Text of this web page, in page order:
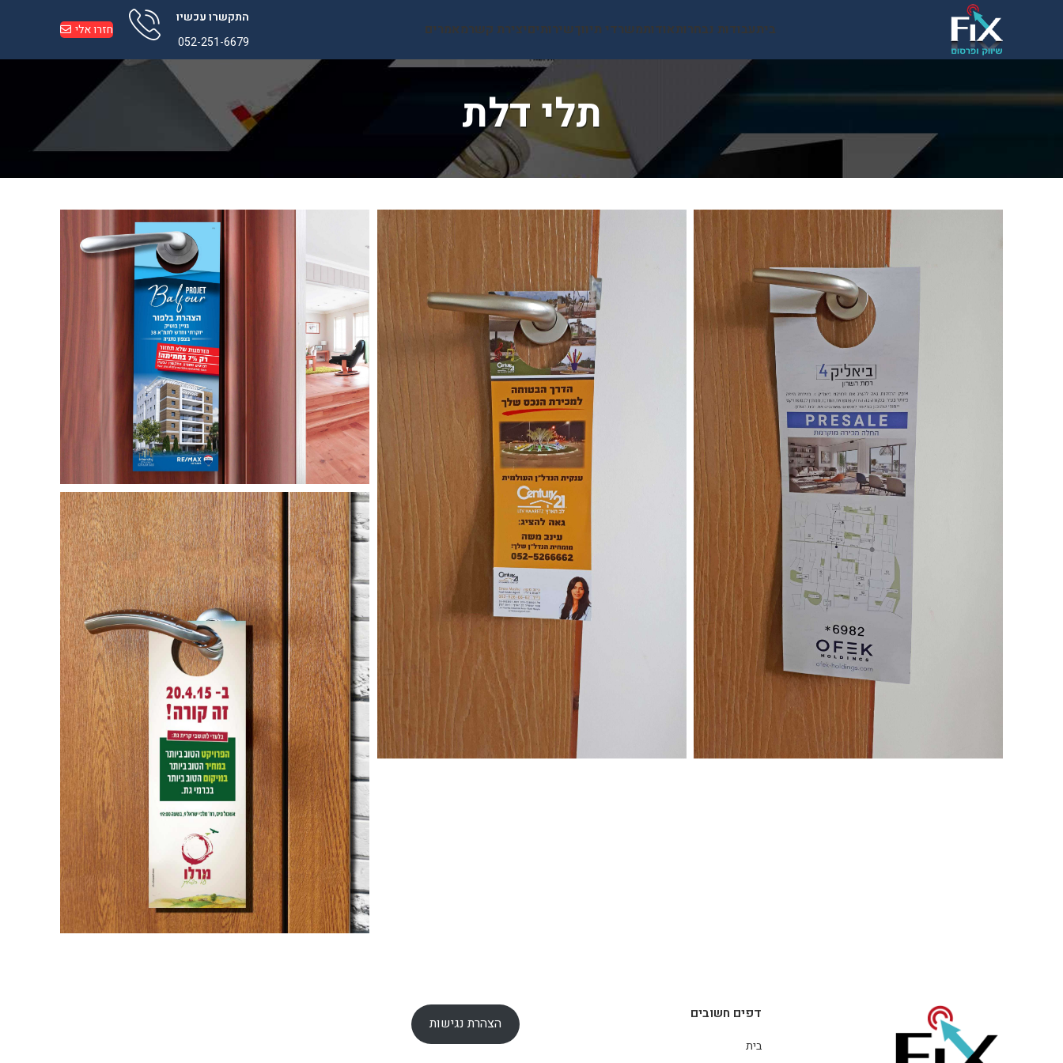
ביתעבודות נבחרותאודותמשרדי תיווךשירותיםיצירת קשרמאמרים
התקשרו עכשיו
052-251-6679
חזרו אלי
תלי דלת
דפים חשובים
בית
הצהרת נגישות